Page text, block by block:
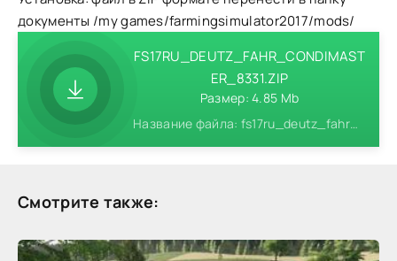
документы /my games/farmingsimulator2017/mods/
FS17RU_DEUTZ_FAHR_CONDIMAST
ER_8331.ZIP
Размер: 4.85 Mb
Название файла: fs17ru_deutz_fahr_condimaster_8331.zip
Смотрите также: